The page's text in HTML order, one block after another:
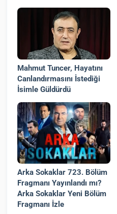
Mahmut Tuncer, Hayatını
Canlandırmasını İstediği
İsimle Güldürdü
Arka Sokaklar 723. Bölüm
Fragmanı Yayınlandı mı?
Arka Sokaklar Yeni Bölüm
Fragmanı İzle